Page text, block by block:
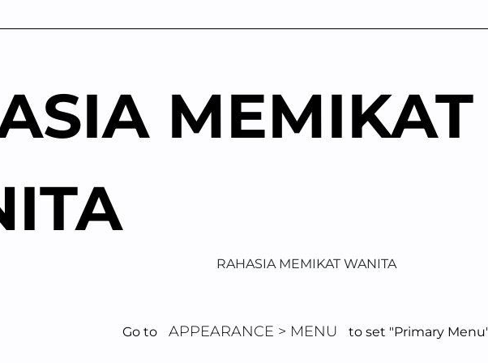
MEMIKAT
RAHASIA MEMIKAT WANITA
Go to APPEARANCE > MENU to set "Primary